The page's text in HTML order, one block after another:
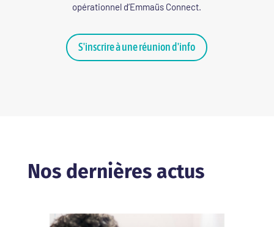
opérationnel d’Emmaüs Connect.
S'inscrire à une réunion d'info
Nos dernières actus